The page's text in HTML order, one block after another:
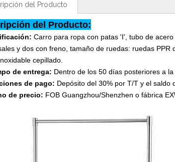
del Producto
del Producto:
Carro para ropa con patas 'I', tubo de
y dos con freno, tamaño de ruedas: ruedas
cepillado.
de entrega: Dentro de los 50 días posteriores a
de pago: Depósito del 30% por T/T y el saldo
de precio: FOB Guangzhou/Shenzhen o fábrica